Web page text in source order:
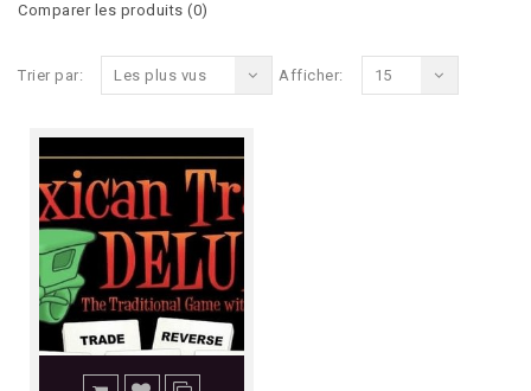
Comparer les produits (0)
Trier par: Les plus vus Afficher: 15